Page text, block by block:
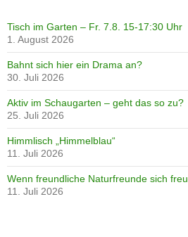
Tisch im Garten – Fr. 7.8. 15-17:30 Uhr
1. August 2026
Bahnt sich hier ein Drama an?
30. Juli 2026
Aktiv im Schaugarten – geht das so zu?
25. Juli 2026
Himmlisch „Himmelblau“
11. Juli 2026
Wenn freundliche Naturfreunde sich
11. Juli 2026